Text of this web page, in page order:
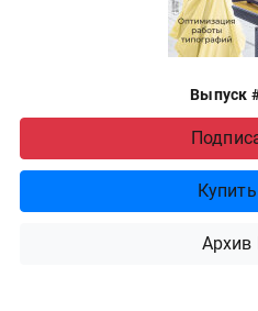
Выпуск
Архив